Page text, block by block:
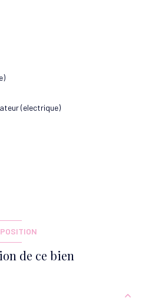
(electrique)
de ce bien